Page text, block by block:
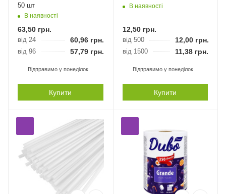
50 шт
В наявності
63,50 грн.
від 24 60,96 грн.
від 96 57,79 грн.
Відправимо у понеділок
Купити
В наявності
12,50грн.
від 500 12,00грн.
від 1500 11,38 грн.
Відправимо у понеділок
Купити